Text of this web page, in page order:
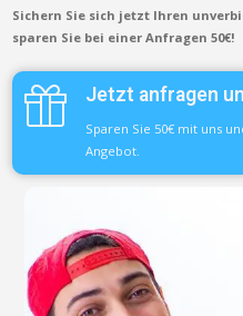
Sichern Sie sich jetzt Ihren
sparen Sie bei einer Anfragen 50€!
Jetzt anfragen
Sparen Sie 50€ mit uns
Angebot.